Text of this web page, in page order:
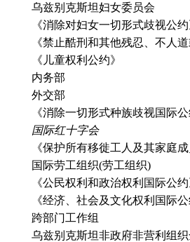
乌兹别克斯坦妇女委员会
《消除对妇女一切形式歧视公
《禁止酷刑和其他残忍、不人
《儿童权利公约》
内务部
外交部
《消除一切形式种族歧视国际
国际红十字会
《保护所有移徙工人及其家庭
国际劳工组织(劳工组织)
《公民权利和政治权利国际公
《经济、社会及文化权利国际
跨部门工作组
乌兹别克斯坦非政府非营利组